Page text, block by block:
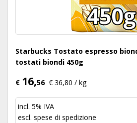
Starbucks Tostato espresso
tostati biondi 450g
€ 16,56€ 36,80 / kg
incl. 5% IVA
escl. spese di spedizione